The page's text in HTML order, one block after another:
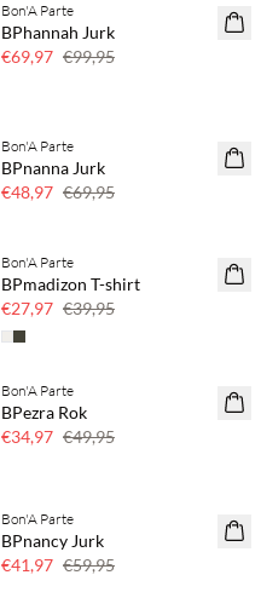
SAVE20
Bon'A Parte
BPhannah Jurk
€69,97 €99,95
SAVE20
Bon'A Parte
BPnanna Jurk
€48,97 €69,95
SAVE20
Bon'A Parte
BPmadizon T-shirt
€27,97 €39,95
SAVE20
Bon'A Parte
BPezra Rok
€34,97 €49,95
SAVE20
30% korting
Bon'A Parte
BPnancy Jurk
€41,97 €59,95